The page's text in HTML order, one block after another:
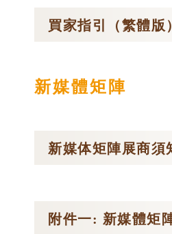
買家指引（繁體版
新媒體矩陣
新媒体矩陣展商須
附件一: 新媒體矩